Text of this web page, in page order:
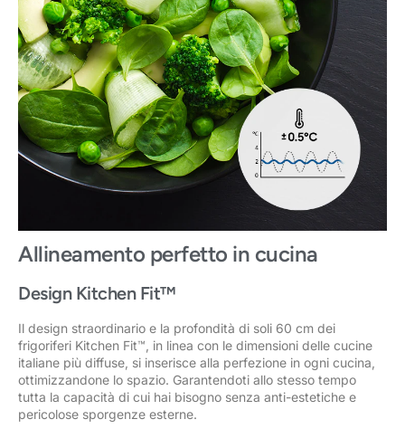
Allineamento perfetto in cucina
Design Kitchen Fit™
Il design straordinario e la profondità di soli 60 cm dei
frigoriferi Kitchen Fit™, in linea con le dimensioni delle cucine
italiane più diffuse, si inserisce alla perfezione in ogni cucina,
ottimizzandone lo spazio. Garantendoti allo stesso tempo
tutta la capacità di cui hai bisogno senza anti-estetiche e
pericolose sporgenze esterne.